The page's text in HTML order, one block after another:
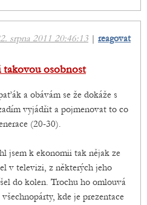
srpna 2011 20:46:13 | reagovat
takovou osobnost
a obávám se že dokáže s
vyjádřit a pojmenovat to co
(20-30).
jsem k ekonomii tak nějak ze
v televizi, z některých jeho
do kolen. Trochu ho omlouvá
kde je prezentace